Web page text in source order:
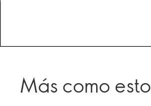
Más como esto